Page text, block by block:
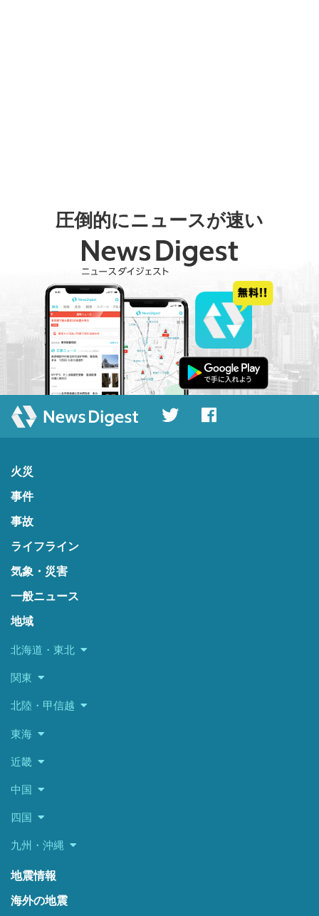
圧倒的にニュースが速い
火災
事件
事故
ライフライン
気象・災害
一般ニュース
地域
北海道・東北
関東
北陸・甲信越
東海
近畿
中国
四国
九州・沖縄
地震情報
海外の地震